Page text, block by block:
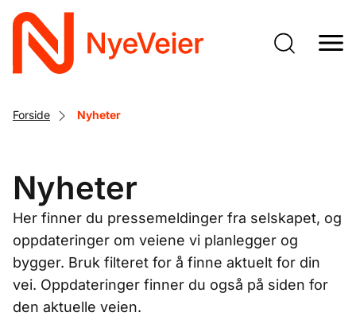
Gå
Forside Nyheter
Nyheter
Her finner du pressemeldinger fra selskapet, og
oppdateringer om veiene vi planlegger og
bygger. Bruk filteret for å finne aktuelt for din
vei. Oppdateringer finner du også på siden for
den aktuelle veien.